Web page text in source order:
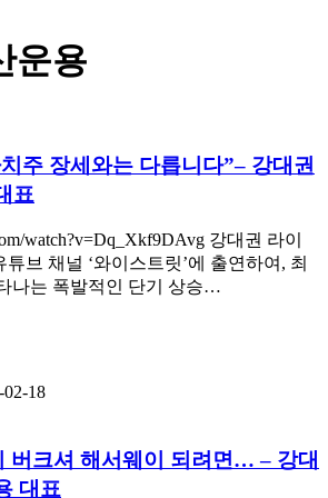
운용
주 장세와는 다릅니다”– 강대권
표
watch?v=Dq_Xkf9DAvg 강대권 라이
브 채널 ‘와이스트릿’에 출연하여, 최
나는 폭발적인 단기 상승…
02-18
버크셔 해서웨이 되려면… – 강대
대표